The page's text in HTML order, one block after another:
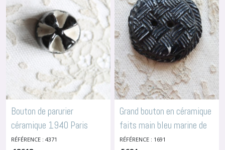
Bouton de parurier
céramique 1940 Paris
France, attribué à Hélène
RÉFÉRENCE : 4371
Grand bouton en céramique
faits main bleu marine de
4.5 cm, 1691
RÉFÉRENCE : 1691